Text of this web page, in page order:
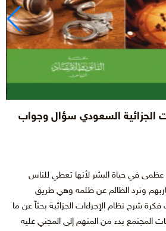
الجزائية السعودي سؤال وجواب
عظمى في حياة البشر لأنها تعطي للناس
وترد الظالم عن ظلمه وهي طريق
شرح نظام الإجراءات الجزائية بحثاً عن ما
المجتمع بدء من المتهم إلى المجني عليه